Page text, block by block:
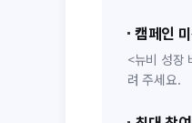
캠페인
<뉴비 성장
려 주세요.